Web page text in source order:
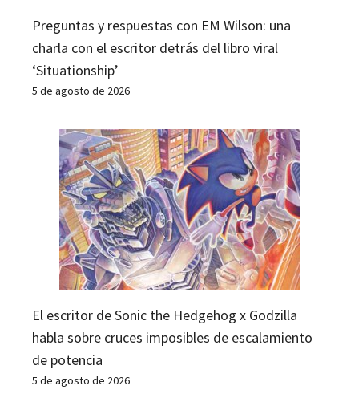
Preguntas y respuestas con EM Wilson: una
charla con el escritor detrás del libro viral
‘Situationship’
5 de agosto de 2026
El escritor de Sonic the Hedgehog x Godzilla
habla sobre cruces imposibles de escalamiento
de potencia
5 de agosto de 2026